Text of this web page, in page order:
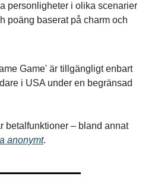
personligheter i olika scenarier
poäng baserat på charm och
Game' är tillgängligt enbart
i USA under en begränsad
betalfunktioner – bland annat
anonymt.